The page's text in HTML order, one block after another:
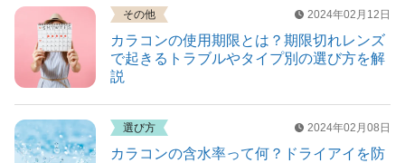
その他 2024年02月12日
カラコンの使用期限とは？期限切れレンズ
で起きるトラブルやタイプ別の選び方を解
説
選び方 2024年02月08日
カラコンの含水率って何？ドライアイを防